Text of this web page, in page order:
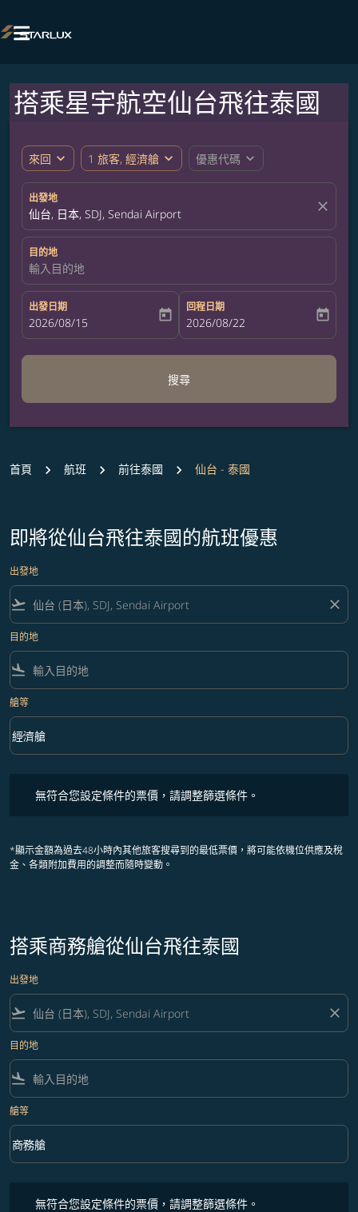

搭乘星宇航空仙台飛往泰國
來回 expand_more 1 旅客, 經濟艙 expand_more 優惠代碼 expand_more
出發地
仙台, 日本, SDJ, Sendai Airport close
目的地
輸入目的地
出發日期
fc-booking-departure-date-aria-label
2026/08/15 today
回程日期
fc-booking-return-date-aria-label
2026/08/22 today
搜尋
首頁 航班 前往泰國 仙台 - 泰國
即將從仙台飛往泰國的航班優惠
出發地
flight_takeoff close
目的地
flight_land
艙等
艙等 option 經濟艙 Selected
經濟艙
keyboard_arrow_down
無符合您設定條件的票價，請調整篩選條件。
*顯示金額為過去48小時內其他旅客搜尋到的最低票價，將可能依機位供應及稅
金、各類附加費用的調整而隨時變動。
搭乘商務艙從仙台飛往泰國
出發地
flight_takeoff close
目的地
flight_land
艙等
艙等 option 商務艙 Selected
商務艙
keyboard_arrow_down
無符合您設定條件的票價，請調整篩選條件。